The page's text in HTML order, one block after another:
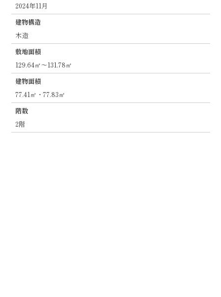
2024年11月
建物構造
木造
敷地面積
129.64㎡～131.78㎡
建物面積
77.41㎡・77.83㎡
階数
2階